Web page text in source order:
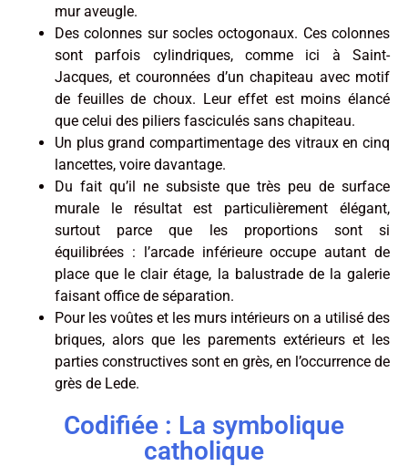
mur aveugle.
Des colonnes sur socles octogonaux. Ces colonnes
sont parfois cylindriques, comme ici à Saint-
Jacques, et couronnées d’un chapiteau avec motif
de feuilles de choux. Leur effet est moins élancé
que celui des piliers fasciculés sans chapiteau.
Un plus grand compartimentage des vitraux en cinq
lancettes, voire davantage.
Du fait qu’il ne subsiste que très peu de surface
murale le résultat est particulièrement élégant,
surtout parce que les proportions sont si
équilibrées : l’arcade inférieure occupe autant de
place que le clair étage, la balustrade de la galerie
faisant office de séparation.
Pour les voûtes et les murs intérieurs on a utilisé des
briques, alors que les parements extérieurs et les
parties constructives sont en grès, en l’occurrence de
grès de Lede.
Codifiée : La symbolique
catholique